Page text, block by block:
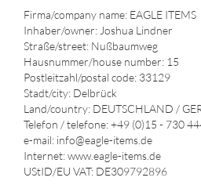
Firma/company name: EAGLE ITEMS
Inhaber/owner: Joshua Lindner
Straße/street: Nußbaumweg
Hausnummer/house number: 15
Postleitzahl/postal code: 33129
Stadt/city: Delbrück
Land/country: DEUTSCHLAND /
Telefon / telefone: +49 (0)15 - 730
e-mail: info@eagle-items.de
Internet: www.eagle-items.de
UStID/EU VAT: DE309792896